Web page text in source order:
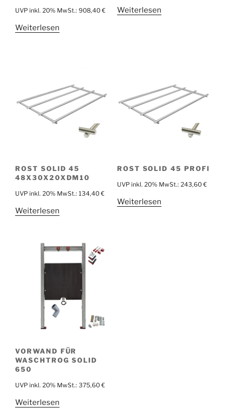
UVP inkl. 20% MwSt.: 908,40 €
Weiterlesen
Weiterlesen
ROST SOLID 45
48X30X20XDM10
UVP inkl. 20% MwSt.: 134,40 €
Weiterlesen
ROST SOLID 45 PROFI
UVP inkl. 20% MwSt.: 243,60 €
Weiterlesen
VORWAND FÜR
WASCHTROG SOLID
650
UVP inkl. 20% MwSt.: 375,60 €
Weiterlesen